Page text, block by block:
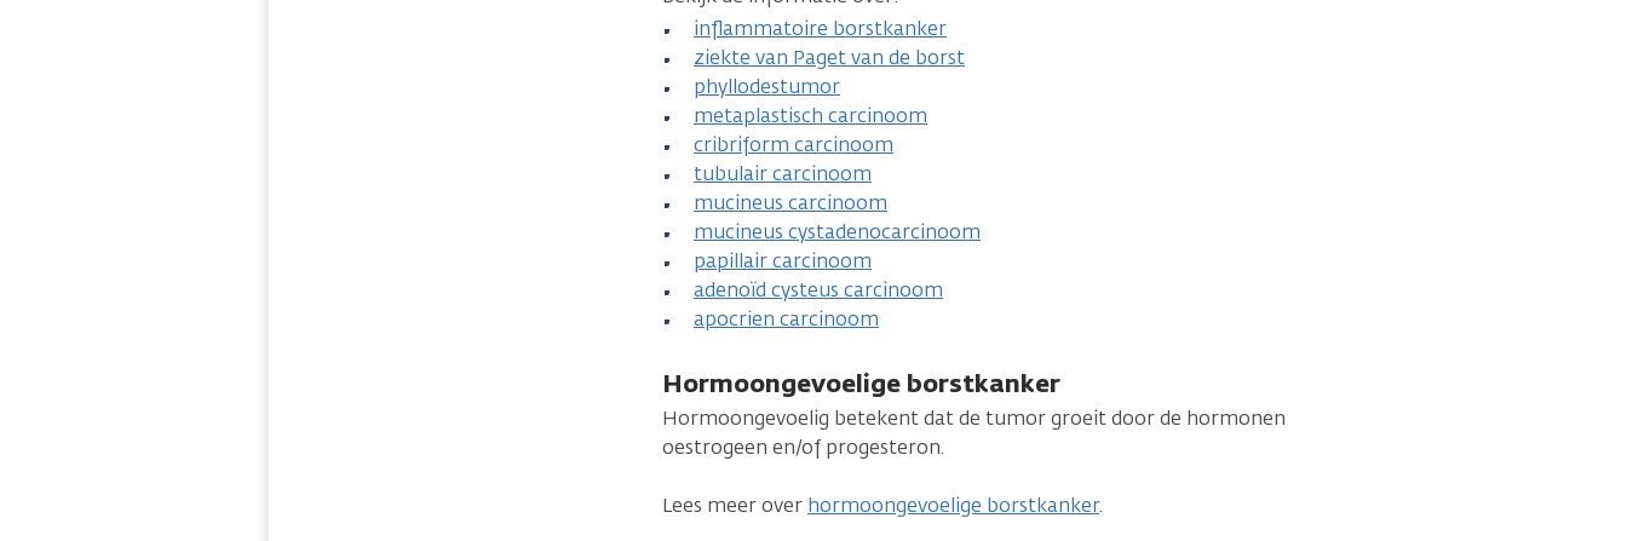
inflammatoire borstkanker
ziekte van Paget van de borst
phyllodestumor
metaplastisch carcinoom
cribriform carcinoom
tubulair carcinoom
mucineus carcinoom
mucineus cystadenocarcinoom
papillair carcinoom
adenoïd cysteus carcinoom
apocrien carcinoom
Hormoongevoelige borstkanker
Hormoongevoelig betekent dat de tumor groeit door de hormonen
oestrogeen en/of progesteron.
Lees meer over hormoongevoelige borstkanker.